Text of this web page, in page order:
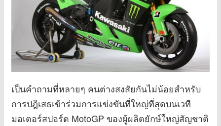
เป็นคำถามที่หลายๆ คนต่างสงสัยกันไม่น้อยสำหรับ
การปฎิเสธเข้าร่วมการแข่งขันที่ใหญ่ที่สุดบนเวที
มอเตอร์สปอร์ต MotoGP ของผู้ผลิตยักษ์ใหญ่สัญชาติ